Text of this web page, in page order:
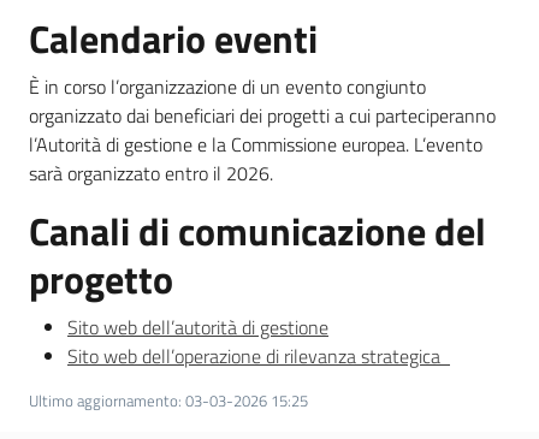
Calendario eventi
È in corso l’organizzazione di un evento congiunto
organizzato dai beneficiari dei progetti a cui parteciperanno
l’Autorità di gestione e la Commissione europea. L’evento
sarà organizzato entro il 2026.
Canali di comunicazione del
progetto
Sito web dell’autorità di gestione
Sito web dell’operazione di rilevanza strategica
Ultimo aggiornamento: 03-03-2026 15:25